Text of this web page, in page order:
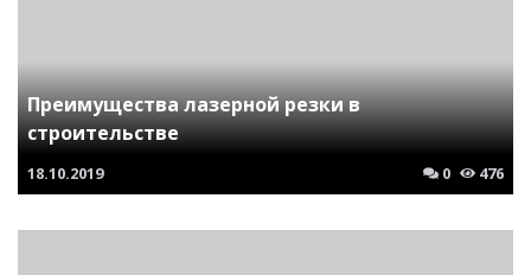
Преимущества лазерной резки в
строительстве
18.10.2019 0 476